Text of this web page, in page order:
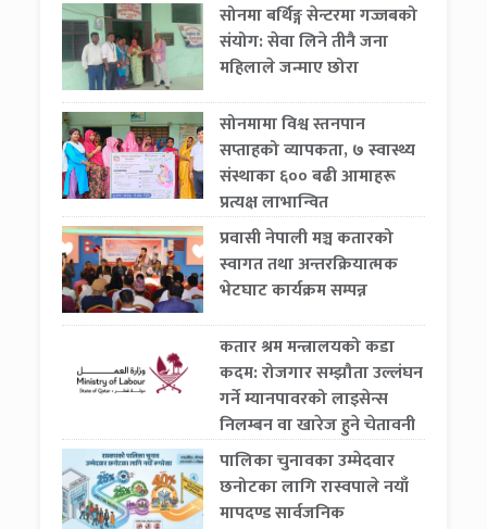
सोनमा बर्थिङ्ग सेन्टरमा गज्जबको
संयोग: सेवा लिने तीनै जना
महिलाले जन्माए छोरा
सोनमामा विश्व स्तनपान
सप्ताहको व्यापकता, ७ स्वास्थ्य
संस्थाका ६०० बढी आमाहरू
प्रत्यक्ष लाभान्वित
प्रवासी नेपाली मञ्च कतारको
स्वागत तथा अन्तरक्रियात्मक
भेटघाट कार्यक्रम सम्पन्न
कतार श्रम मन्त्रालयको कडा
कदम: रोजगार सम्झौता उल्लंघन
गर्ने म्यानपावरको लाइसेन्स
निलम्बन वा खारेज हुने चेतावनी
पालिका चुनावका उम्मेदवार
छनोटका लागि रास्वपाले नयाँ
मापदण्ड सार्वजनिक